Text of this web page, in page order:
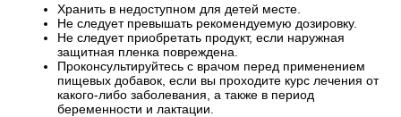
Хранить в недоступном для детей месте.
Не следует превышать рекомендуемую дозировку.
Не следует приобретать продукт, если наружная
защитная пленка повреждена.
Проконсультируйтесь с врачом перед применением
пищевых добавок, если вы проходите курс лечения от
какого-либо заболевания, а также в период
беременности и лактации.